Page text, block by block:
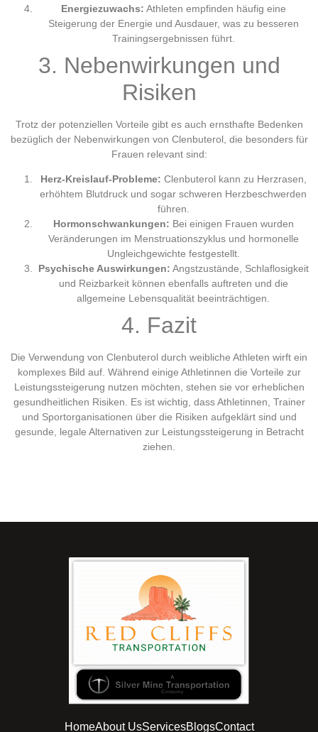
Energiezuwachs: Athleten empfinden häufig eine
Steigerung der Energie und Ausdauer, was zu besseren
Trainingsergebnissen führt.
3. Nebenwirkungen und
Risiken
Trotz der potenziellen Vorteile gibt es auch ernsthafte Bedenken
bezüglich der Nebenwirkungen von Clenbuterol, die besonders für
Frauen relevant sind:
Herz-Kreislauf-Probleme: Clenbuterol kann zu Herzrasen,
erhöhtem Blutdruck und sogar schweren Herzbeschwerden
führen.
Hormonschwankungen: Bei einigen Frauen wurden
Veränderungen im Menstruationszyklus und hormonelle
Ungleichgewichte festgestellt.
Psychische Auswirkungen: Angstzustände, Schlaflosigkeit
und Reizbarkeit können ebenfalls auftreten und die
allgemeine Lebensqualität beeinträchtigen.
4. Fazit
Die Verwendung von Clenbuterol durch weibliche Athleten wirft ein
komplexes Bild auf. Während einige Athletinnen die Vorteile zur
Leistungssteigerung nutzen möchten, stehen sie vor erheblichen
gesundheitlichen Risiken. Es ist wichtig, dass Athletinnen, Trainer
und Sportorganisationen über die Risiken aufgeklärt sind und
gesunde, legale Alternativen zur Leistungssteigerung in Betracht
ziehen.
HomeAbout UsServicesBlogsContact